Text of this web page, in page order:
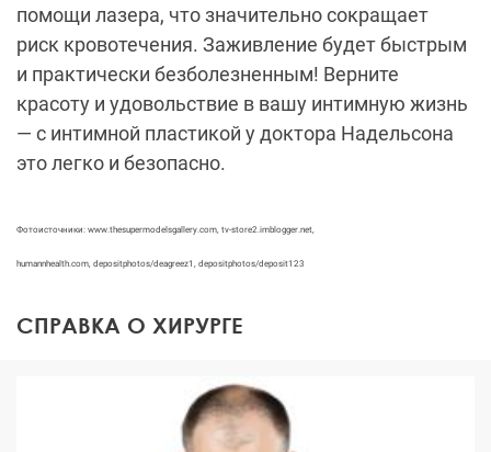
помощи лазера, что значительно сокращает
риск кровотечения. Заживление будет быстрым
и практически безболезненным! Верните
красоту и удовольствие в вашу интимную жизнь
— с интимной пластикой у доктора Надельсона
это легко и безопасно.
Фотоисточники: www.thesupermodelsgallery.com, tv-store2.imblogger.net,
humannhealth.com, depositphotos/deagreez1, depositphotos/deposit123
СПРАВКА О ХИРУРГЕ